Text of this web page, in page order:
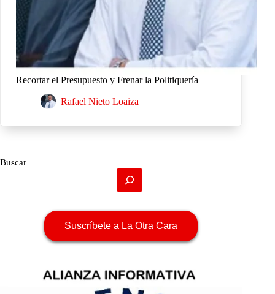
Recortar el Presupuesto y Frenar la Politiquería
Rafael Nieto Loaiza
Buscar
Suscríbete a La Otra Cara